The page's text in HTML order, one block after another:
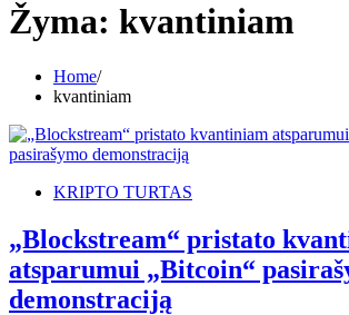
Žyma: kvantiniam
Home
kvantiniam
KRIPTO TURTAS
„Blockstream“ pristato
atsparumui „Bitcoin“
demonstraciją